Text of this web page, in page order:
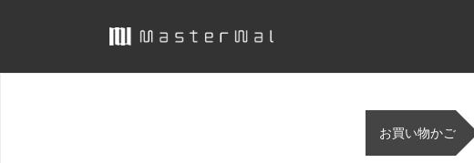
お買い物かご